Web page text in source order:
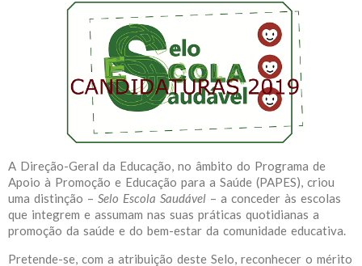
A Direção-Geral da Educação, no âmbito do Programa de
Apoio à Promoção e Educação para a Saúde (PAPES), criou
uma distinção – Selo Escola Saudável – a conceder às escolas
que integrem e assumam nas suas práticas quotidianas a
promoção da saúde e do bem-estar da comunidade educativa.
Pretende-se, com a atribuição deste Selo, reconhecer o mérito